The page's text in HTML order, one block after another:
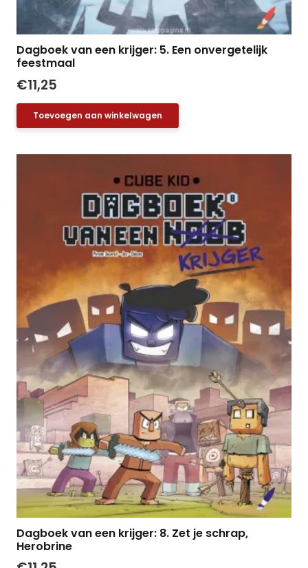
Dagboek van een krijger: 5. Een onvergetelijk
feestmaal
€11,25
Toevoegen aan winkelwagen
Dagboek van een krijger: 8. Zet je schrap,
Herobrine